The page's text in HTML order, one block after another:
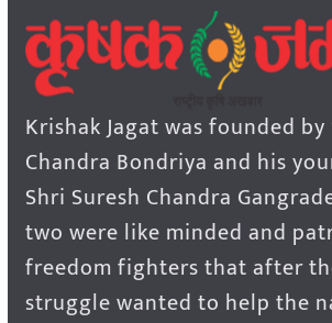
Krishak Jagat was founded
Chandra Bondriya and his
Shri Suresh Chandra
two were like minded and
freedom fighters that after
struggle wanted to help the